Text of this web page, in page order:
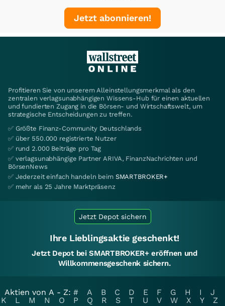
Jetzt abonnieren!
Profitieren Sie von unserem Alleinstellungsmerkmal als den
zentralen verlagsunabhängigen Wissens-Hub für einen aktuellen
und fundierten Zugang in die Börsen- und Wirtschaftswelt, um
strategische Entscheidungen zu treffen.
✅ Größte Finanz-Community Deutschlands
✅ über 550.000 registrierte Nutzer
✅ rund 2.000 Beiträge pro Tag
✅ verlagsunabhängige Partner ARIVA, FinanzNachrichten und
BörsenNews
✅ Jederzeit einfach handeln beim SMARTBROKER+
✅ mehr als 25 Jahre Marktpräsenz
Jetzt Depot sichern
Ihre Lieblingsaktie geschenkt!
Jetzt Depot bei SMARTBROKER+ eröffnen und
Willkommensgeschenk sichern.
Aktien von A - Z: # A B C D E F G H I
J
K
L M N O P Q R S T U V W X Y
Z